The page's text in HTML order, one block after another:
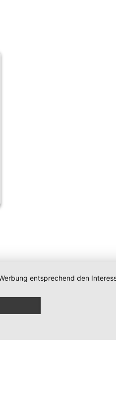
entsprechend den